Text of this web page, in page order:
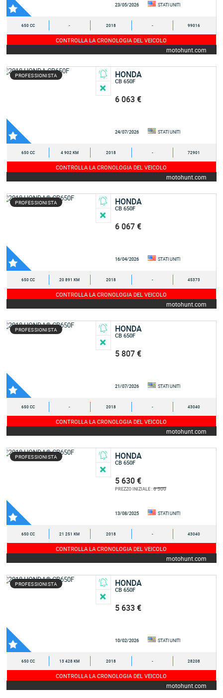
23/05/2026 STATI UNITI
650 CC - 2018 - 99016
CONTROLLA LA CRONOLOGIA DEL VEICOLO
motohunt.com
PROFESSIONISTA HONDA
CB 650F
6 063 €
24/07/2026 STATI UNITI
650 CC 4 902 KM 2018 - 72901
CONTROLLA LA CRONOLOGIA DEL VEICOLO
motohunt.com
PROFESSIONISTA HONDA
CB 650F
6 067 €
16/04/2026 STATI UNITI
650 CC 20 891 KM 2018 - 45373
CONTROLLA LA CRONOLOGIA DEL VEICOLO
motohunt.com
PROFESSIONISTA HONDA
CB 650F
5 807 €
21/07/2026 STATI UNITI
650 CC - 2018 - 43040
CONTROLLA LA CRONOLOGIA DEL VEICOLO
motohunt.com
PROFESSIONISTA HONDA
CB 650F
5 630 €
PREZZO INIZIALE :6 500
13/08/2025 STATI UNITI
650 CC 21 251 KM 2018 - 43040
CONTROLLA LA CRONOLOGIA DEL VEICOLO
motohunt.com
PROFESSIONISTA HONDA
CB 650F
5 633 €
10/02/2026 STATI UNITI
650 CC 13 428 KM 2018 - 28208
CONTROLLA LA CRONOLOGIA DEL VEICOLO
motohunt.com